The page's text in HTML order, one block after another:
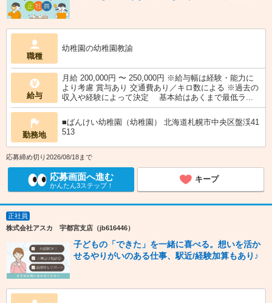
職種
幼稚園の幼稚園教諭
給与
月給 200,000円 〜 250,000円 ※給与幅は経験・能力に
より考慮 賞与あり 交通費あり／キロ数による ※過去の
収入や経験によって決定 基本給はあくまで最低ラ...
勤務地
■ばんけい幼稚園（幼稚園） 北海道札幌市中央区盤渓41
513
応募締め切り2026/08/18まで
応募画面へ進む
かんたん3ステップ！
キープ
正社員
株式会社アスカ 宇都宮支店（jb616446）
子どもの「できた」を一緒に喜べる。想いを活か
せるやりがいのある仕事、駅近/経験加算もあり♪